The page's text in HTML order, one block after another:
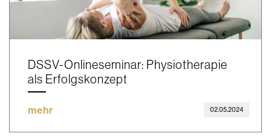
DSSV-Onlineseminar: Physiotherapie
als Erfolgskonzept
mehr 02.05.2024